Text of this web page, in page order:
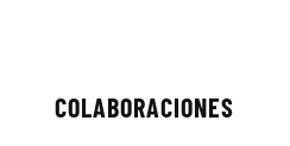
COLABORACIONES